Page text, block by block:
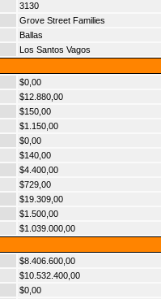
3130
Grove Street Families
Ballas
Los Santos Vagos
$0,00
$12.880,00
$150,00
$1.150,00
$0,00
$140,00
$4.400,00
$729,00
$19.309,00
$1.500,00
$1.039.000,00
$8.406.600,00
$10.532.400,00
$0,00